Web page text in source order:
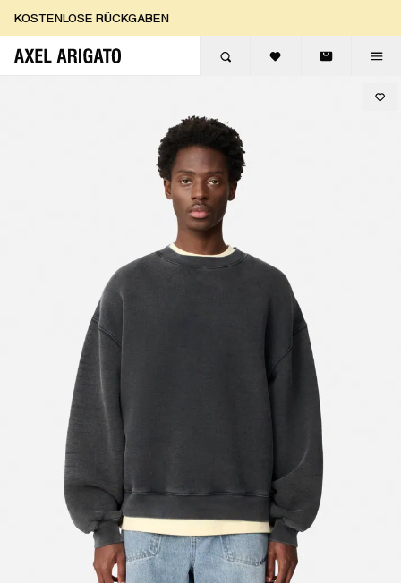
Zum Inhalt springen
KOSTENLOSE RÜCKGABEN
KOSTENLOSE EXPRESSLIEFERUNG